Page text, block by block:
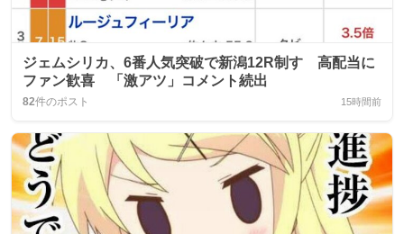
ジェムシリカ、6番人気突破で新潟12R制す 高配当に
ファン歓喜 「激アツ」コメント続出
82件のポスト 15時間前